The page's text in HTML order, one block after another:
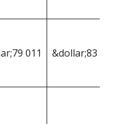
011 &dollar;83 075